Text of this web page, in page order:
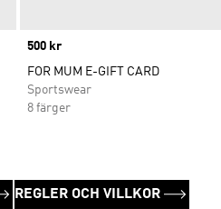
Price
500 kr
FOR MUM E-GIFT CARD
Sportswear
8 färger
REGLER OCH VILLKOR